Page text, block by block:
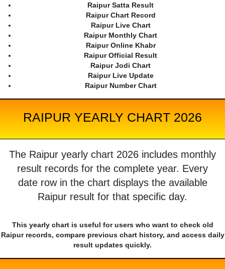
Raipur Satta Result
Raipur Chart Record
Raipur Live Chart
Raipur Monthly Chart
Raipur Online Khabr
Raipur Official Result
Raipur Jodi Chart
Raipur Live Update
Raipur Number Chart
RAIPUR YEARLY CHART 2026
The Raipur yearly chart 2026 includes monthly
result records for the complete year. Every
date row in the chart displays the available
Raipur result for that specific day.
This yearly chart is useful for users who want to check old
Raipur records, compare previous chart history, and access daily
result updates quickly.